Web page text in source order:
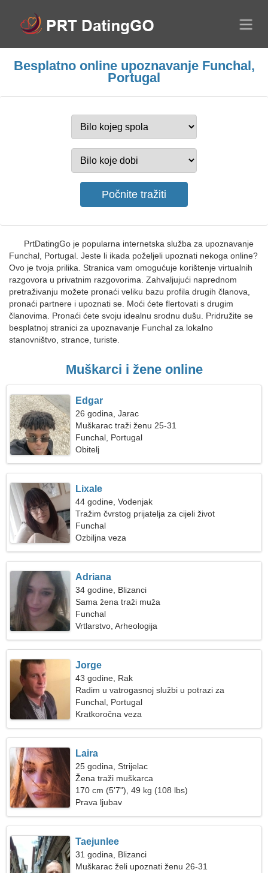
Besplatno online upoznavanje Funchal,
Portugal
PrtDatingGo je popularna internetska služba za upoznavanje
Funchal, Portugal. Jeste li ikada poželjeli upoznati nekoga online?
Ovo je tvoja prilika. Stranica vam omogućuje korištenje virtualnih
razgovora u privatnim razgovorima. Zahvaljujući naprednom
pretraživanju možete pronaći veliku bazu profila drugih članova,
pronaći partnere i upoznati se. Moći ćete flertovati s drugim
članovima. Pronaći ćete svoju idealnu srodnu dušu. Pridružite se
besplatnoj stranici za upoznavanje Funchal za lokalno
stanovništvo, strance, turiste.
Muškarci i žene online
Edgar
26 godina, Jarac
Muškarac traži ženu 25-31
Funchal, Portugal
Obitelj
Lixale
44 godine, Vodenjak
Tražim čvrstog prijatelja za cijeli život
Funchal
Ozbiljna veza
Adriana
34 godine, Blizanci
Sama žena traži muža
Funchal
Vrtlarstvo, Arheologija
Jorge
43 godine, Rak
Radim u vatrogasnoj službi u potrazi za
elegantnom ženom
Funchal, Portugal
Kratkoročna veza
Laira
25 godina, Strijelac
Žena traži muškarca
170 cm (5'7"), 49 kg (108 lbs)
Prava ljubav
Taejunlee
31 godina, Blizanci
Muškarac želi upoznati ženu 26-31